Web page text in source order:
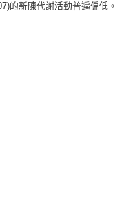
的新陳代謝活動普遍偏低。